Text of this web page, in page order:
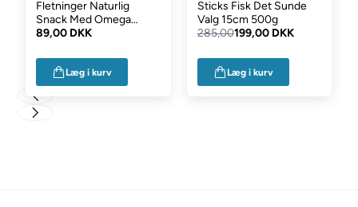
Fletninger Naturlig
Snack Med Omega
200g
89,00 DKK
Læg i kurv
Sticks Fisk Det Sunde
Valg 15cm 500g
285,00199,00 DKK
Læg i kurv